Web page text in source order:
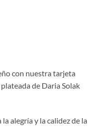
con nuestra tarjeta
plateada de Daria Solak
alegría y la calidez de la